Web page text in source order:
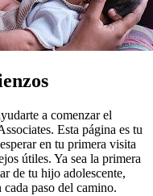
a comenzar el
Esta página es tu
en tu primera visita
útiles. Ya sea la primera
de tu hijo adolescente,
paso del camino.